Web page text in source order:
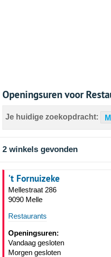
Openingsuren voor
Je huidige zoekopdracht:
2 winkels gevonden
't Fornuizeke
Mellestraat 286
9090 Melle
Restaurants
Openingsuren:
Vandaag gesloten
Morgen gesloten